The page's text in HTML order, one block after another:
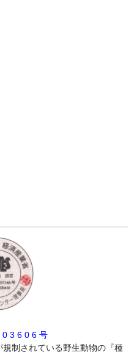
3 6 0 6 号
制されている野生動物の『種